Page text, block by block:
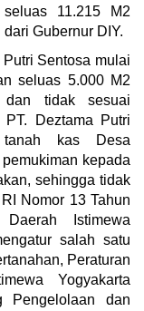
11.215 M2
Gubernur DIY.
Sentosa mulai
seluas 5.000 M2
dan tidak sesuai
Deztama Putri
tanah kas Desa
kepada
sehingga tidak
Nomor 13 Tahun
Istimewa
salah satu
Peraturan
Yogyakarta
Pengelolaan dan